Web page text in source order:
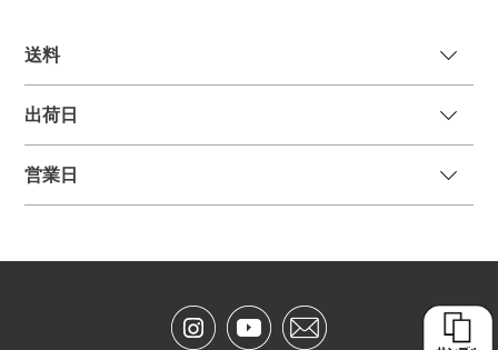
送料
出荷日
営業日